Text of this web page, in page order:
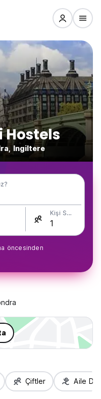
Hostels
Ingiltere
Kişi Sayısı
öncesinden
Çiftler Aile